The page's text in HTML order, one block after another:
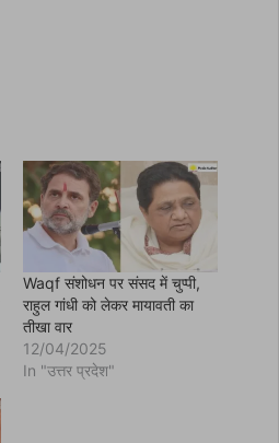
Waqf संशोधन पर संसद में चुप्पी,
राहुल गांधी को लेकर मायावती का
तीखा वार
12/04/2025
In "उत्तर प्रदेश"